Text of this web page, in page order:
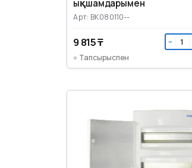
ықшамдарымен
Арт: BK080110--
9 815 ₸ −
Тапсырыспен